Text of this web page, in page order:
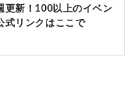
更新！100以上のイベン
式リンクはここで